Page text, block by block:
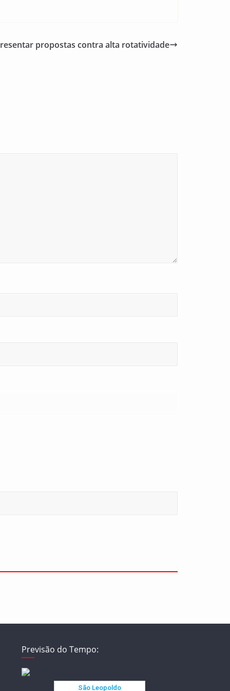
propostas contra alta rotatividade
Previsão do Tempo: